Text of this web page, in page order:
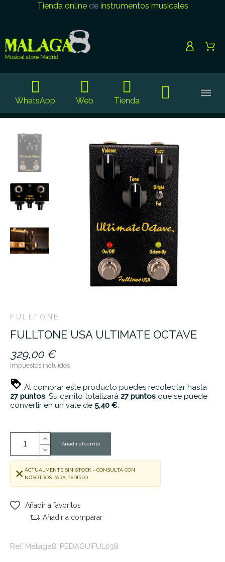
Tienda onlinede instrumentos musicales
WhatsApp Web Tienda
FULLTONE
FULLTONE USA ULTIMATE OCTAVE
329,00 €
Impuestos incluidos
Al comprar este producto puedes recolectar hasta
27 puntos. Su carrito totalizará 27puntos que se puede
convertir en un vale de 5,40 €.
Añadir al carrito
ACTUALMENTE SIN STOCK - CONSULTA CON
NOSOTROS PARA PEDIRLO
Añadir a favoritos
Añadir a comparar
Ref. Malaga8: PEDAGUIFUL038